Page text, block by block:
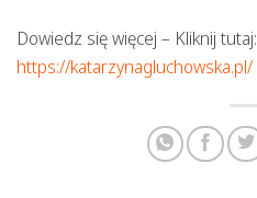
Dowiedz się więcej – Kliknij tutaj:
https://katarzynagluchowska.pl/